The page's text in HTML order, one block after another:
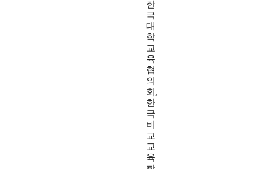
한
국
대
학
교
육
협
의
회,
한
국
비
교
교
육